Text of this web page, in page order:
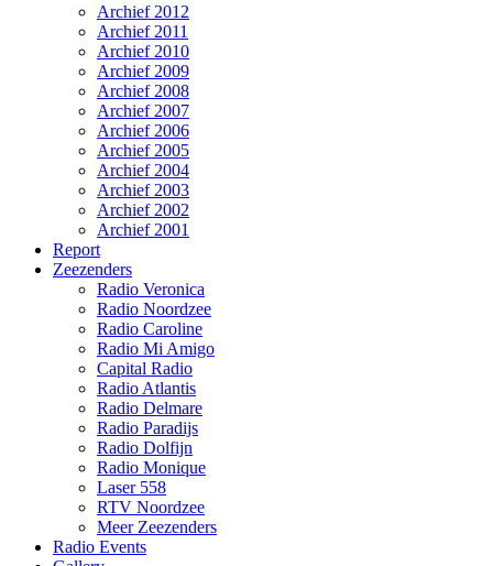
Archief 2012
Archief 2011
Archief 2010
Archief 2009
Archief 2008
Archief 2007
Archief 2006
Archief 2005
Archief 2004
Archief 2003
Archief 2002
Archief 2001
Report
Zeezenders
Radio Veronica
Radio Noordzee
Radio Caroline
Radio Mi Amigo
Capital Radio
Radio Atlantis
Radio Delmare
Radio Paradijs
Radio Dolfijn
Radio Monique
Laser 558
RTV Noordzee
Meer Zeezenders
Radio Events